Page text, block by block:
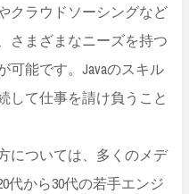
クラウドソーシングなど
さまざまなニーズを持つ
可能です。Javaのスキル
して仕事を請け負うこと
については、多くのメデ
代から30代の若手エンジ